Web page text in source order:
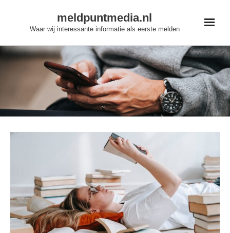
meldpuntmedia.nl
Waar wij interessante informatie als eerste melden